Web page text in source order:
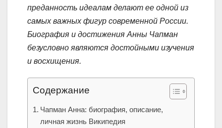
преданность идеалам делают ее одной из
самых важных фигур современной России.
Биография и достижения Анны Чапман
безусловно являются достойными изучения
и восхищения.
Содержание
Чапман Анна: биография, описание,
личная жизнь Википедия